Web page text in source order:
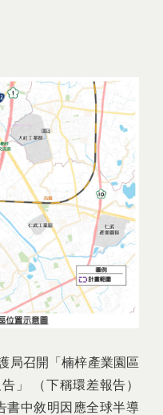
局召開「楠梓產業園區
」 （下稱環差報告）
書中敘明因應全球半導